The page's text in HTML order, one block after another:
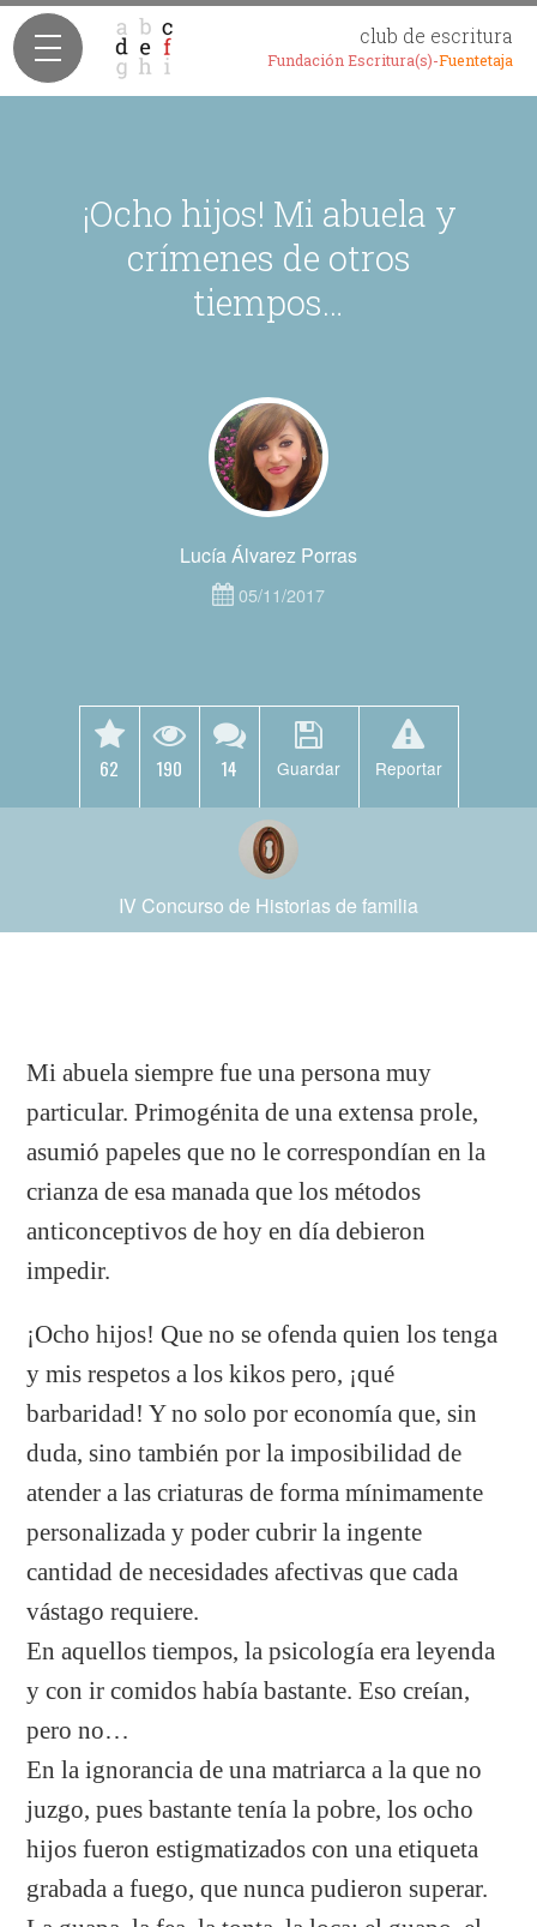
club de escritura
Fundación Escritura(s)-Fuentetaja
​¡Ocho hijos! Mi abuela y
crímenes de otros
tiempos…
Lucía Álvarez Porras
05/11/2017
62 190 14 Guardar Reportar
IV Concurso de Historias de familia
Mi abuela siempre fue una persona muy
particular. Primogénita de una extensa prole,
asumió papeles que no le correspondían en la
crianza de esa manada que los métodos
anticonceptivos de hoy en día debieron
impedir.
¡Ocho hijos! Que no se ofenda quien los tenga
y mis respetos a los kikos pero, ¡qué
barbaridad! Y no solo por economía que, sin
duda, sino también por la imposibilidad de
atender a las criaturas de forma mínimamente
personalizada y poder cubrir la ingente
cantidad de necesidades afectivas que cada
vástago requiere.
En aquellos tiempos, la psicología era leyenda
y con ir comidos había bastante. Eso creían,
pero no…
En la ignorancia de una matriarca a la que no
juzgo, pues bastante tenía la pobre, los ocho
hijos fueron estigmatizados con una etiqueta
grabada a fuego, que nunca pudieron superar.